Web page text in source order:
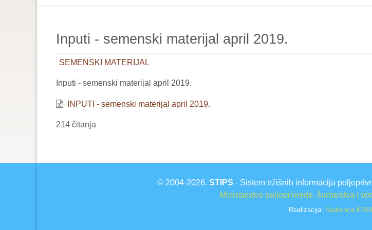
Inputi - semenski materijal april 2019.
SEMENSKI MATERIJAL
Inputi - semenski materijal april 2019.
INPUTI - semenski materijal april 2019.
214 čitanja
© 2004-2026. STIPS - Sistem tržišnih informacija
Ministarstvo poljoprivrede, šumarstva i
Realizacija: Radionica